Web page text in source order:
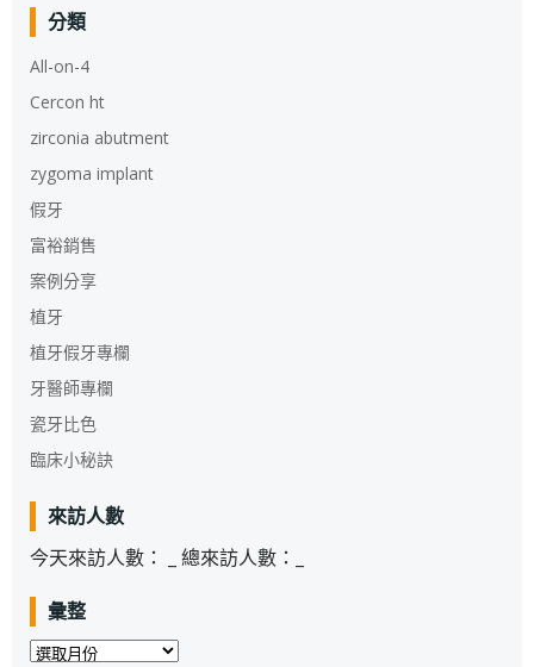
分類
All-on-4
Cercon ht
zirconia abutment
zygoma implant
假牙
富裕銷售
案例分享
植牙
植牙假牙專欄
牙醫師專欄
瓷牙比色
臨床小秘訣
來訪人數
今天來訪人數：
總來訪人數：
彙整
彙